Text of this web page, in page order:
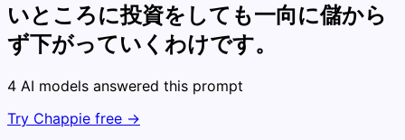
いところに投資をしても一向に儲から
ず下がっていくわけです。
4 AI models answered this prompt
Try Chappie free →